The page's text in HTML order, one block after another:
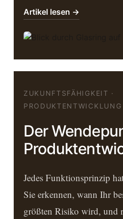
Artikel lesen →
ZUKUNFTSFÄHIGKEIT ·
PRODUKTENTWICKLUNG
Der
Jedes Funktionsprinzip
Sie erkennen, wann Ihr
größten Risiko wird, und